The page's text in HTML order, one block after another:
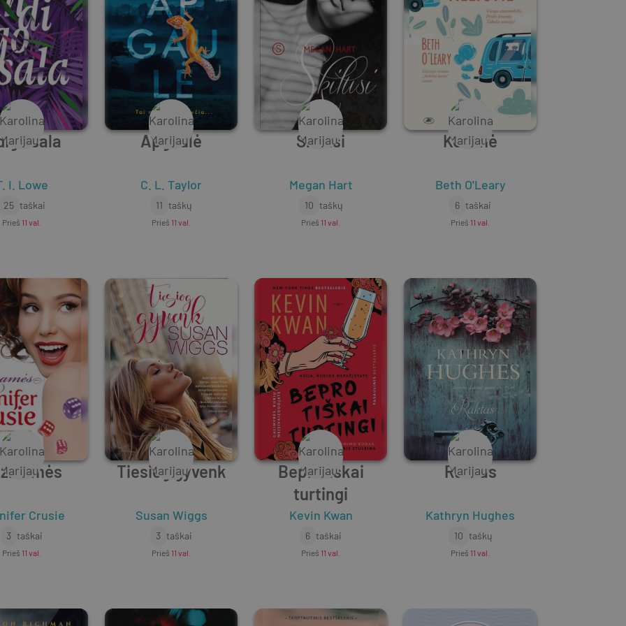
sala
I. Lowe
25 taškai
Prieš 11 val.
Apgaulė
C. L. Taylor
11 taškų
Prieš 11 val.
Skilusi
Megan Hart
10 taškų
Prieš 11 val.
Kelionė
Beth O'Leary
6 taškai
Prieš 11 val.
Crusie
3 taškai
Prieš 11 val.
Tiesiog gyvenk
Susan Wiggs
3 taškai
Prieš 11 val.
Beprotiškai
turtingi
Kevin Kwan
6 taškai
Prieš 11 val.
Raktas
Kathryn Hughes
10 taškų
Prieš 11 val.